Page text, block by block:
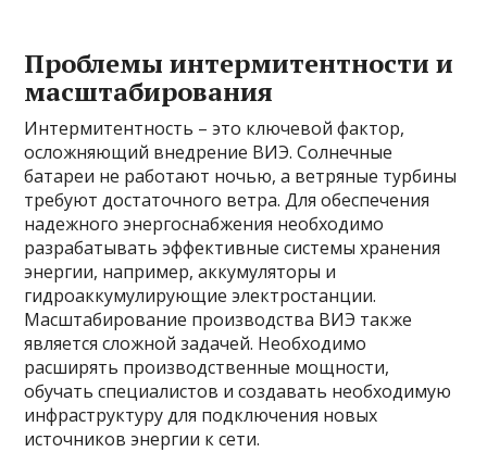
Проблемы интермитентности и
масштабирования
Интермитентность – это ключевой фактор,
осложняющий внедрение ВИЭ. Солнечные
батареи не работают ночью, а ветряные турбины
требуют достаточного ветра. Для обеспечения
надежного энергоснабжения необходимо
разрабатывать эффективные системы хранения
энергии, например, аккумуляторы и
гидроаккумулирующие электростанции.
Масштабирование производства ВИЭ также
является сложной задачей. Необходимо
расширять производственные мощности,
обучать специалистов и создавать необходимую
инфраструктуру для подключения новых
источников энергии к сети.